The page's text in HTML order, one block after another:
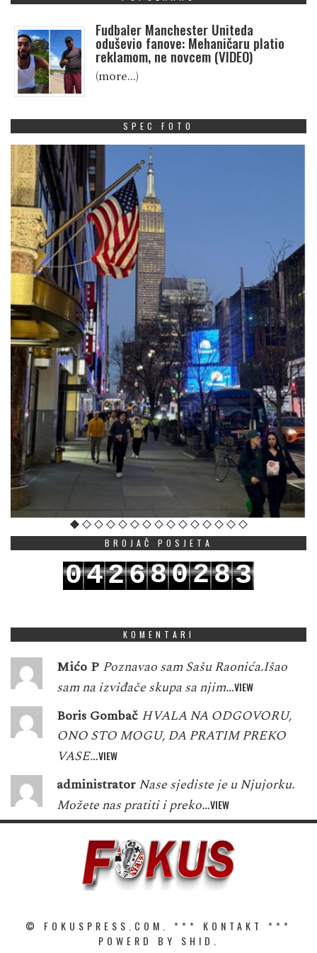
Fudbaler Manchester Uniteda
oduševio fanove: Mehaničaru platio
reklamom, ne novcem (VIDEO)
(more…)
SPEC FOTO
BROJAČ POSJETA
042680283
KOMENTARI
Mićo P Poznavao sam Sašu Raonića.Išao
sam na izviđače skupa sa njim…VIEW
Boris Gombač HVALA NA ODGOVORU,
ONO STO MOGU, DA PRATIM PREKO
VASE…VIEW
administrator Nase sjediste je u Njujorku.
Možete nas pratiti i preko…VIEW
© FOKUSPRESS.COM. *** KONTAKT
***
POWERD BY SHID.